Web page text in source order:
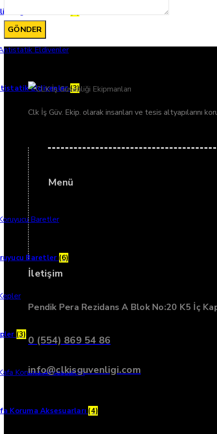
Örgü Eldivenler
Eldivenler(3)
Baretler (6)
(3)
Koruma Aksesuarları (4)
Clk İş Güv. Ekip. olarak insanları ve tesis altyapılarını
Menü
İletişim
Pendik Pera Rezidans A Blok No:20 K5 İç
0 (554) 869 54 86
info@clkisguvenligi.com